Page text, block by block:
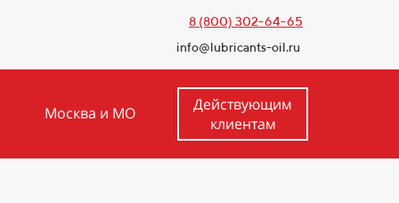
8 (800) 302-64-65
info@lubricants-oil.ru
Москва и МО
Действующим
клиентам